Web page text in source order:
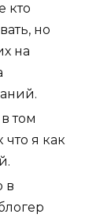
кто
но
на
том
что я как
в